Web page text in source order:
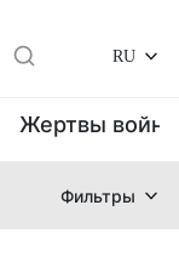
RU
Жертвы
Фильтры